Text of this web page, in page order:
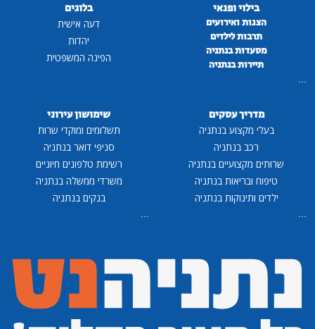
בילוי ופנאי
הצגות ואירועים
תרבות לילדים
מסעדות בנתניה
תיירות בנתניה
...
בלוגים
דעה אישית
יהדות
הפינה המשפטית
מדריך עסקים
בעלי מקצוע בנתניה
רכב בנתניה
שרותים מקצועיים בנתניה
טיפוח ובריאות בנתניה
ילדים ותינוקות בנתניה
...
שימושון עירוני
תשלומים ומוקדי שרות
סניפי דואר בנתניה
רשימת טלפונים חיוניים
משרדי ממשלה בנתניה
בנקים בנתניה
...